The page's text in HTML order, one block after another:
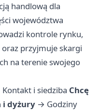
handlową dla
województwa
kontrole rynku,
przyjmuje skargi
na terenie swojego
Kontakt i siedziba Chcę
i dyżury → Godziny